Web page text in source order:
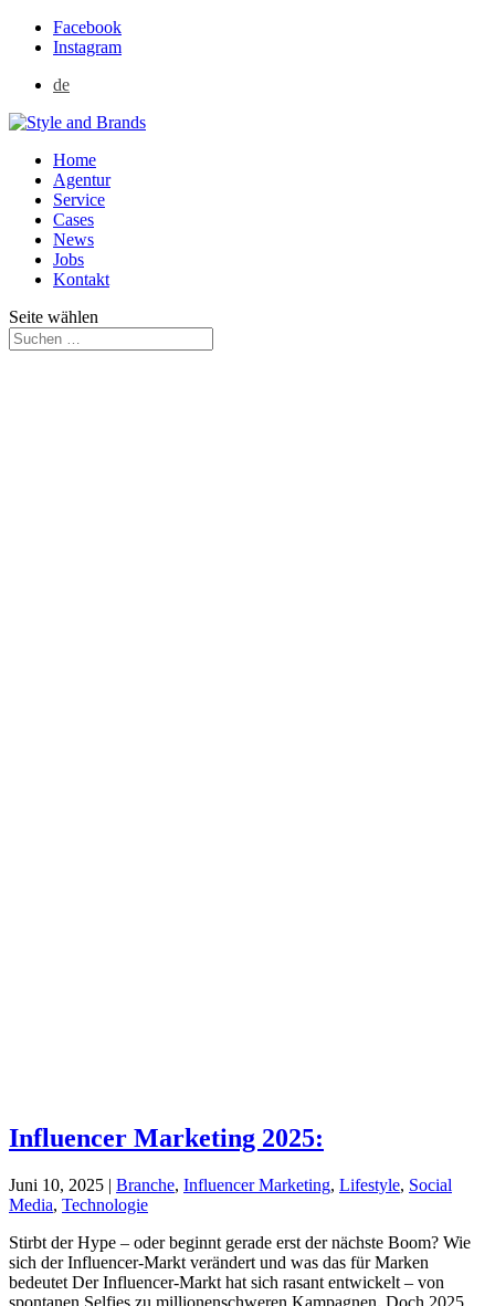
Facebook
Instagram
de
Home
Agentur
Service
Cases
News
Jobs
Kontakt
Seite wählen
Influencer Marketing 2025:
Juni 10, 2025 | Branche, Influencer Marketing, Lifestyle, Social
Media, Technologie
Stirbt der Hype – oder beginnt gerade erst der nächste Boom? Wie
sich der Influencer-Markt verändert und was das für Marken
bedeutet Der Influencer-Markt hat sich rasant entwickelt – von
spontanen Selfies zu millionenschweren Kampagnen. Doch 2025